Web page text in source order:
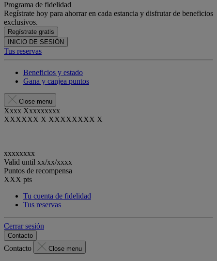
Programa de fidelidad
Regístrate hoy para ahorrar en cada estancia y disfrutar de beneficios
exclusivos.
Regístrate gratis
INICIO DE SESIÓN
Tus reservas
Beneficios y estado
Gana y canjea puntos
Close menu
Xxxx Xxxxxxxxx
XXXXXX X XXXXXXXX X
xxxxxxxx
Valid until xx/xx/xxxx
Puntos de recompensa
XXX pts
Tu cuenta de fidelidad
Tus reservas
Cerrar sesión
Contacto
Contacto Close menu